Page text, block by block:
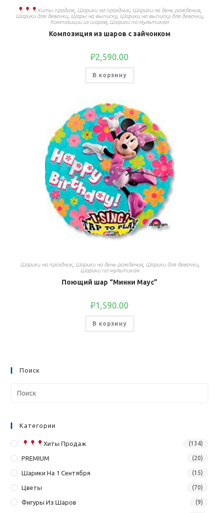
Хиты продаж, Шарики на праздник, Шарики на день рождения,
Шарики для девочки, Шары на выписку, Шарики на выписку для девочки,
Композиции из шаров, Шарики по мультикам
Композиция из шаров с зайчонком
₽2,590.00
В корзину
Шарики на праздник, Шарики на день рождения, Шарики для девочки,
Шарики по мультикам
Поющий шар “Минни Маус”
₽1,590.00
В корзину
Поиск
Категории
Хиты Продаж (134)
PREMIUM (20)
Шарики На 1 Сентября (15)
Цветы (70)
Фигуры Из Шаров (9)